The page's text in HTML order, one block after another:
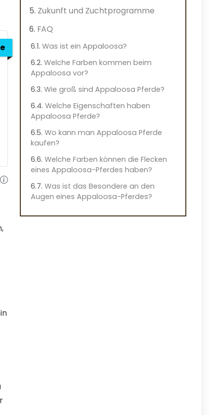
Zukunft und Zuchtprogramme
FAQ
Was ist ein Appaloosa?
Welche Farben kommen beim
Appaloosa vor?
Wie groß sind Appaloosa Pferde?
Welche Eigenschaften haben
Appaloosa Pferde?
Wo kann man Appaloosa Pferde
kaufen?
Welche Farben können die Flecken
eines Appaloosa-Pferdes haben?
Was ist das Besondere an den
Augen eines Appaloosa-Pferdes?